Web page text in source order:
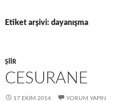
Etiket arşivi: dayanışma
ŞIIR
CESURANE
17 EKIM 2014 YORUM YAPIN